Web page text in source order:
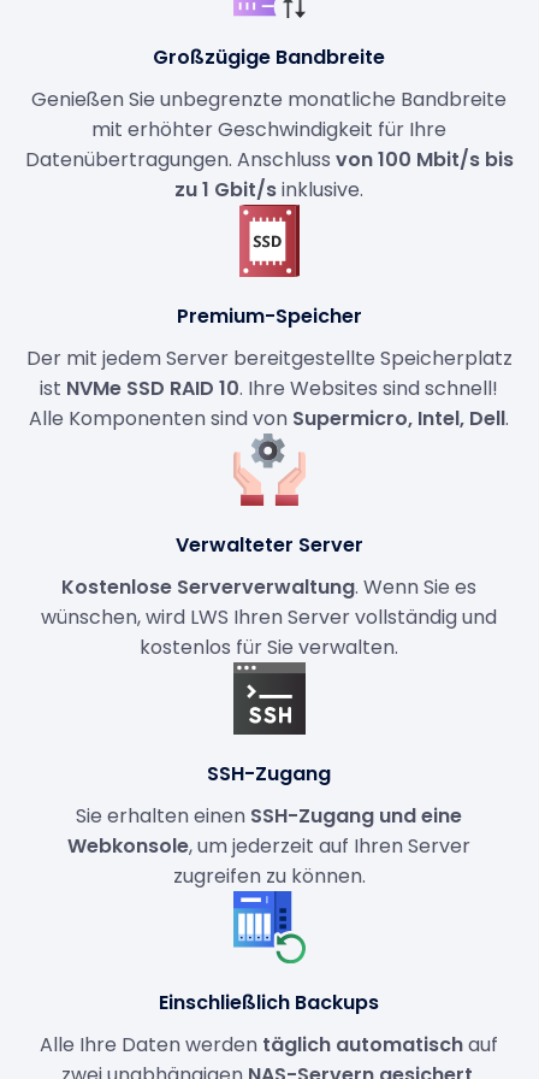
Großzügige Bandbreite
Genießen Sie unbegrenzte monatliche Bandbreite
mit erhöhter Geschwindigkeit für Ihre
Datenübertragungen. Anschluss von 100 Mbit/s bis
zu 1 Gbit/sinklusive.
Premium-Speicher
Der mit jedem Server bereitgestellte Speicherplatz
ist NVMe SSD RAID 10. Ihre Websites sind schnell!
Alle Komponenten sind von Supermicro, Intel, Dell.
Verwalteter Server
Kostenlose Serververwaltung. Wenn Sie es
wünschen, wird LWS Ihren Server vollständig und
kostenlos für Sie verwalten.
SSH-Zugang
Sie erhalten einen SSH-Zugang und eine
Webkonsole, um jederzeit auf Ihren Server
zugreifen zu können.
Einschließlich Backups
Alle Ihre Daten werden täglich automatischauf